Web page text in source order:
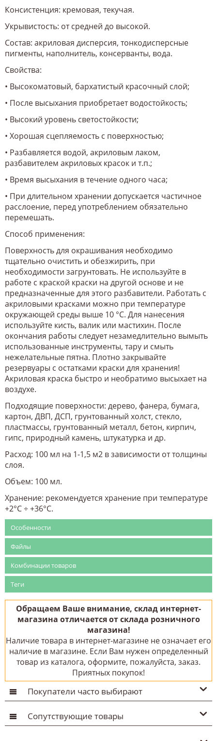
Консистенция: кремовая, текучая.
Укрывистость: от средней до высокой.
Состав: акриловая дисперсия, тонкодисперсные
пигменты, наполнитель, консерванты, вода.
Свойства:
• Высокоматовый, бархатистый красочный слой;
• После высыхания приобретает водостойкость;
• Высокий уровень светостойкости;
• Хорошая сцепляемость с поверхностью;
• Разбавляется водой, акриловым лаком,
разбавителем акриловых красок и т.п.;
• Время высыхания в течение одного часа;
• При длительном хранении допускается частичное
расслоение, перед употреблением обязательно
перемешать.
Способ применения:
Поверхность для окрашивания необходимо
тщательно очистить и обезжирить, при
необходимости загрунтовать. Не используйте в
работе с краской краски на другой основе и не
предназначенные для этого разбавители. Работать с
акриловыми красками можно при температуре
окружающей среды выше 10 °С. Для нанесения
используйте кисть, валик или мастихин. После
окончания работы следует незамедлительно вымыть
использованные инструменты, тару и смыть
нежелательные пятна. Плотно закрывайте
резервуары с остатками краски для хранения!
Акриловая краска быстро и необратимо высыхает на
воздухе.
Подходящие поверхности: дерево, фанера, бумага,
картон, ДВП, ДСП, грунтованный холст, стекло,
пластмассы, грунтованный металл, бетон, кирпич,
гипс, природный камень, штукатурка и др.
Расход: 100 мл на 1-1,5 м2 в зависимости от толщины
слоя.
Объем: 100 мл.
Хранение: рекомендуется хранение при температуре
+2°C ÷ +36°C.
Особенности
Файлы
Комбинации товаров
Теги
Обращаем Ваше внимание, склад интернет-
магазина отличается от склада розничного
магазина!
Наличие товара в интернет-магазине не означает его
наличие в магазине. Если Вам нужен определенный
товар из каталога, оформите, пожалуйста, заказ.
Приятных покупок!
Покупатели часто выбирают
Сопутствующие товары